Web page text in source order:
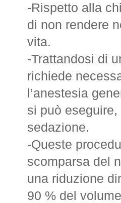
-Rispetto alla
di non rendere
vita.
-Trattandosi di
richiede
l’anestesia
si può
sedazione.
-Queste
scomparsa del
una riduzione
90 % del